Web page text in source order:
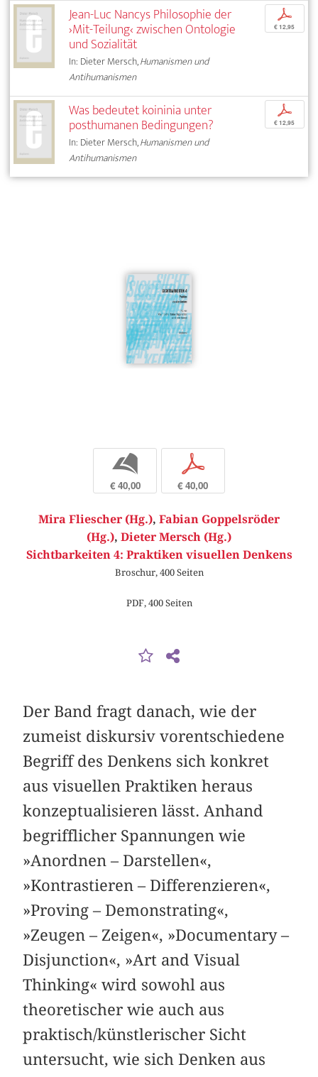
Jean-Luc Nancys Philosophie der
›Mit-Teilung‹ zwischen Ontologie
und Sozialität
In: Dieter Mersch,Humanismen und
Antihumanismen
p
€ 12,95
Was bedeutet koininia unter
posthumanen Bedingungen?
In: Dieter Mersch,Humanismen und
Antihumanismen
p
€ 12,95
b
€ 40,00
p
€ 40,00
Mira Fliescher (Hg.), Fabian Goppelsröder
(Hg.), Dieter Mersch (Hg.)
Sichtbarkeiten 4: Praktiken visuellen Denkens
Broschur, 400 Seiten
PDF, 400 Seiten
Der Band fragt danach, wie der
zumeist diskursiv vorentschiedene
Begriff des Denkens sich konkret
aus visuellen Praktiken heraus
konzeptualisieren lässt. Anhand
begrifflicher Spannungen wie
»Anordnen – Darstellen«,
»Kontrastieren – Differenzieren«,
»Proving – Demonstrating«,
»Zeugen – Zeigen«, »Documentary –
Disjunction«, »Art and Visual
Thinking« wird sowohl aus
theoretischer wie auch aus
praktisch/künstlerischer Sicht
untersucht, wie sich Denken aus